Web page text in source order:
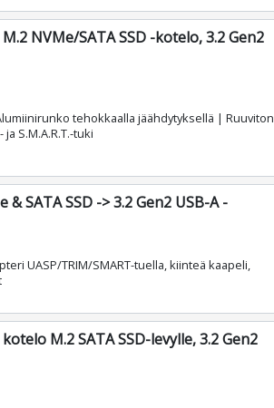
NVMe/SATA SSD -kotelo, 3.2 Gen2
tehokkaalla jäähdytyksellä | Ruuviton
S.M.A.R.T.-tuki
& SATA SSD -> 3.2 Gen2 USB-A -
UASP/TRIM/SMART-tuella, kiinteä kaapeli,
M.2 SATA SSD-levylle, 3.2 Gen2